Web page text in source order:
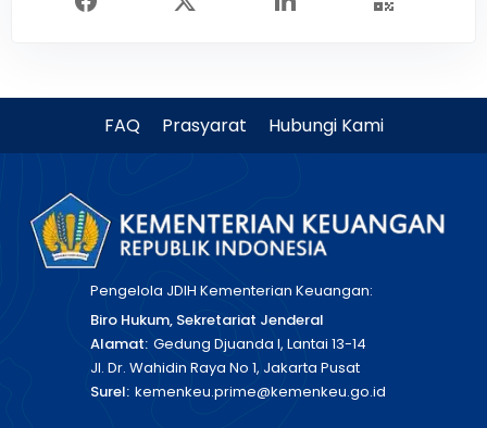
FAQ Prasyarat Hubungi Kami
Pengelola JDIH Kementerian Keuangan:
Biro Hukum, Sekretariat Jenderal
Alamat: Gedung Djuanda I, Lantai 13-14
Jl. Dr. Wahidin Raya No 1, Jakarta Pusat
Surel: kemenkeu.prime@kemenkeu.go.id